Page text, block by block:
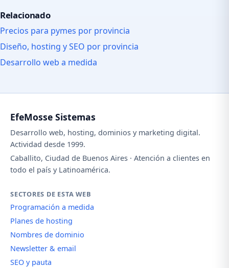
Relacionado
Precios para pymes por provincia
Diseño, hosting y SEO por provincia
Desarrollo web a medida
EfeMosse Sistemas
Desarrollo web, hosting, dominios y marketing digital.
Actividad desde 1999.
Caballito, Ciudad de Buenos Aires · Atención a clientes en
todo el país y Latinoamérica.
SECTORES DE ESTA WEB
Programación a medida
Planes de hosting
Nombres de dominio
Newsletter & email
SEO y pauta